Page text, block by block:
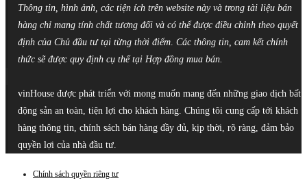
Thông tin, hình ảnh, các tiện ích trên website này và trong tài liệu bán
hàng chỉ mang tính chất tương đối và có thể được điều chỉnh theo quyết
định của Chủ đầu tư tại từng thời điểm. Các thông tin, cam kết chính
thức sẽ được quy định cụ thể tại Hợp đồng mua bán.
vinHouse được phát triển với mong muốn mang đến những giao dịch bất
động sản an toàn, tiện lợi cho khách hàng. Chúng tôi cung cấp tới khách
hàng thông tin, chính sách bán hàng đầy đủ, kịp thời, rõ ràng, đảm bảo
quyền lợi của nhà đầu tư.
Chính sách quyền riêng tư